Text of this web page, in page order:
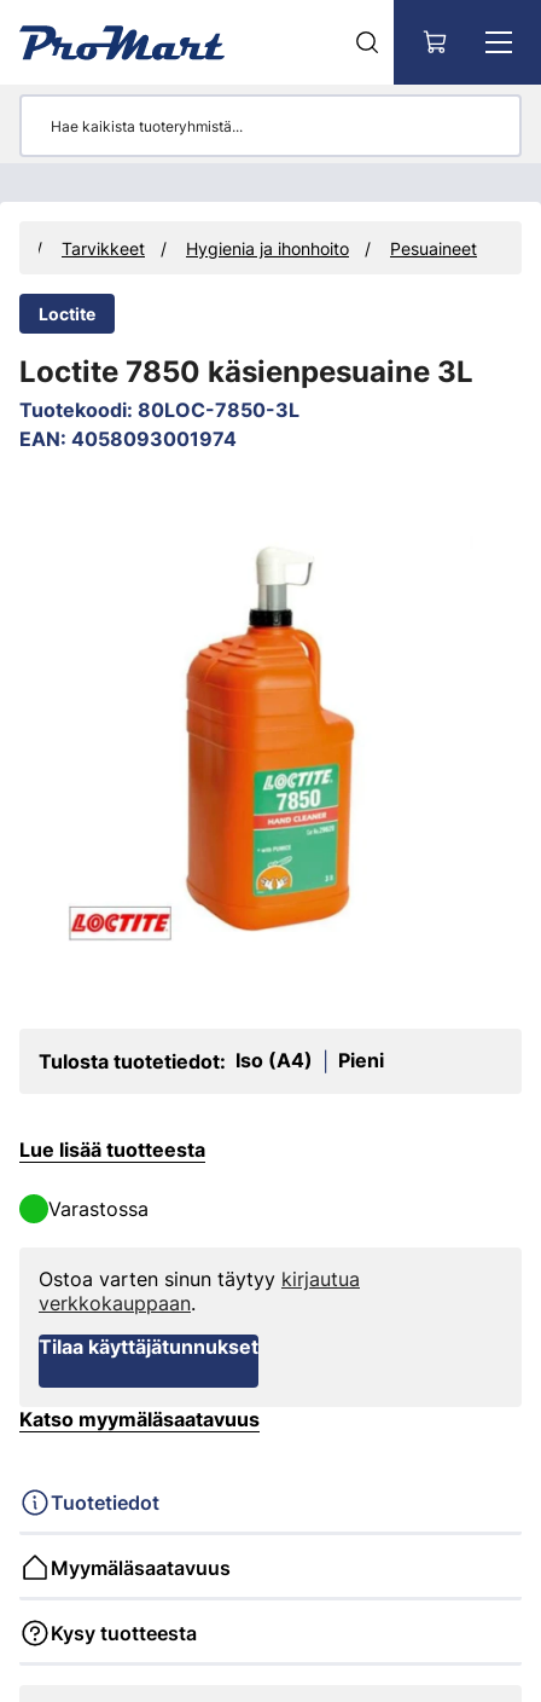
Tarvikkeet Hygienia ja ihonhoito Pesuaineet
Loctite
Loctite 7850 käsienpesuaine 3L
Tuotekoodi: 80LOC-7850-3L
EAN: 4058093001974
Tulosta tuotetiedot: Iso (A4) Pieni
Lue lisää tuotteesta
Varastossa
Ostoa varten sinun täytyy kirjautua
verkkokauppaan.
Tilaa käyttäjätunnukset
Katso myymäläsaatavuus
Tuotetiedot
Myymäläsaatavuus
Kysy tuotteesta